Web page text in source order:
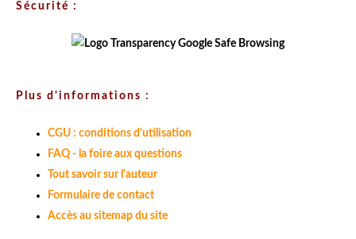
Sécurité :
Plus d'informations :
CGU : conditions d'utilisation
FAQ - la foire aux questions
Tout savoir sur l'auteur
Formulaire de contact
Accès au sitemap du site